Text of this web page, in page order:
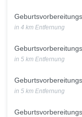
in 4 km Entfernung
in 5 km Entfernung
in 5 km Entfernung